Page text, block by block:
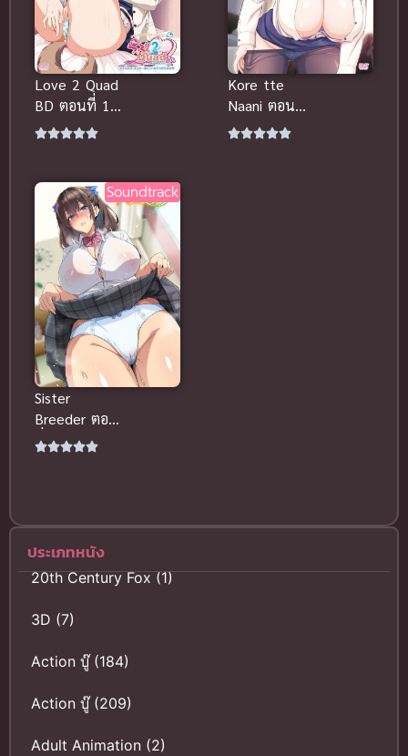
Love 2 Quad
BD ตอนที่ 1-
3 ซับไทย
พระนางที่จิก
กัดกันตลอด
สรุปก่อ
Kore tte
Naani ตอนที่
1-2 ซับไทย
Soundtrack
Sister
Breeder ตอน
ที่ 1-4 ซับไทย
ไอนะ สรุป
ก่อนดู
ประเภทหนัง
20th Century Fox(1)
3D (7)
Action บู๊(184)
Action บู๊(209)
Adult Animation (2)